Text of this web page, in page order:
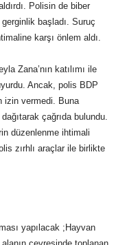
Polisin de biber
başladı. Suruç
karşı önlem aldı.
Zana’nın katılımı ile
Ancak, polis BDP
izin vermedi. Buna
çağrıda bulundu.
düzenlenme ihtimali
zırhlı araçlar ile birlikte
yapılacak ;Hayvan